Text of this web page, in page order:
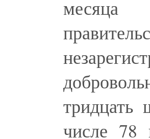
числе 78